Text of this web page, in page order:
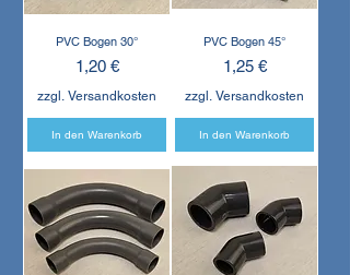
PVC Bogen 30°
Preis
1,20 €
zzgl. Versandkosten
In den Warenkorb
PVC Bogen 45°
Preis
1,25 €
zzgl. Versandkosten
In den Warenkorb